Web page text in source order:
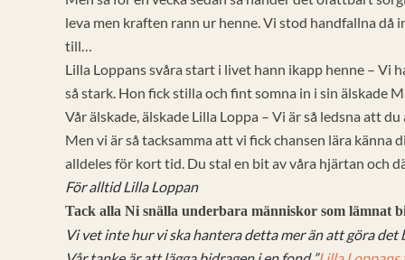
leva men kraften rann ur henne. Vi stod handfallna
till…
Lilla Loppans svåra start i livet hann ikapp henne – Vi
så stark. Hon fick stilla och fint somna in i sin älskade
Vår älskade, älskade Lilla Loppa – Vi är så ledsna att
Men vi är så tacksamma att vi fick chansen lära känna
alldeles för kort tid. Du stal en bit av våra hjärtan och
För alltid Lilla Loppan
Tack alla Ni snälla underbara människor som lämnat
Vi vet inte hur vi ska hantera detta mer än att göra det